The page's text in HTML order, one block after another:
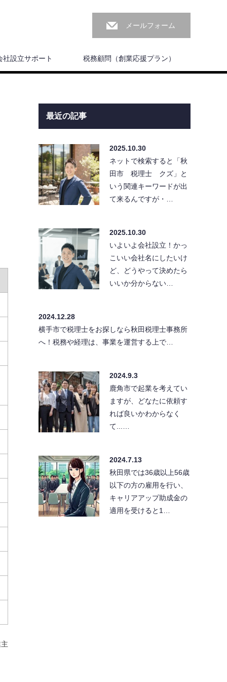
メールフォーム
社設立サポート 税務顧問（創業応援プラン）
最近の記事
2025.10.30
ネットで検索すると「秋
田市 税理士 クズ」と
いう関連キーワードが出
て来るんですが・…
2025.10.30
いよいよ会社設立！かっ
こいい会社名にしたいけ
ど、どうやって決めたら
いいか分からない…
2024.12.28
横手市で税理士をお探しなら秋田税理士事務所
へ！税務や経理は、事業を運営する上で…
2024.9.3
鹿角市で起業を考えてい
ますが、どなたに依頼す
れば良いかわからなく
て...…
2024.7.13
秋田県では36歳以上56歳
以下の方の雇用を行い、
キャリアアップ助成金の
適用を受けると1…